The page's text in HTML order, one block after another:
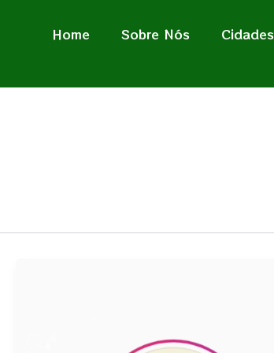
Home Sobre Nós Cidades